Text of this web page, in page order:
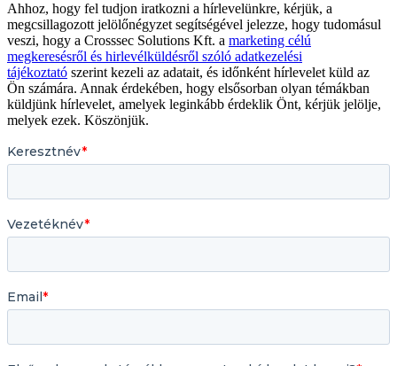
Ahhoz, hogy fel tudjon iratkozni a hírlevelünkre, kérjük, a
megcsillagozott jelölőnégyzet segítségével jelezze, hogy tudomásul
veszi, hogy a Crosssec Solutions Kft. a marketing célú
megkeresésről és hirlevélküldésről szóló adatkezelési
tájékoztató szerint kezeli az adatait, és időnként hírlevelet küld az
Ön számára. Annak érdekében, hogy elsősorban olyan témákban
küldjünk hírlevelet, amelyek leginkább érdeklik Önt, kérjük jelölje,
melyek ezek. Köszönjük.